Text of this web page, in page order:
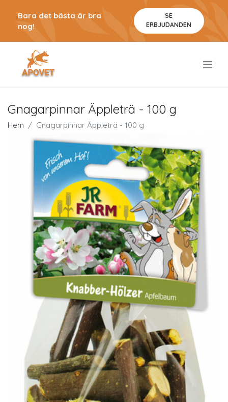
Bara det bästa är bra
nog!
SE
ERBJUDANDEN
Gnagarpinnar Äppleträ - 100 g
Hem Gnagarpinnar Äppleträ - 100 g